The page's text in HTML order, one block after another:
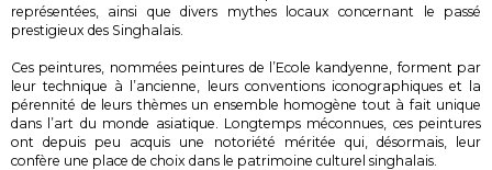
représentées, ainsi que divers mythes locaux concernant le passé
prestigieux des Singhalais.
Ces peintures, nommées peintures de l’Ecole kandyenne, forment par
leur technique à l’ancienne, leurs conventions iconographiques et la
pérennité de leurs thèmes un ensemble homogène tout à fait unique
dans l’art du monde asiatique. Longtemps méconnues, ces peintures
ont depuis peu acquis une notoriété méritée qui, désormais, leur
confère une place de choix dans le patrimoine culturel singhalais.